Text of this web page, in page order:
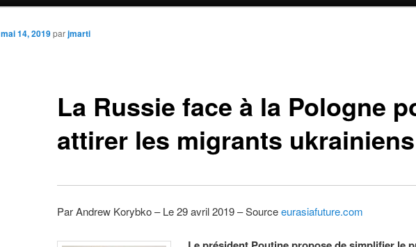
La Russie face à la Pologne
attirer les migrants ukrainiens
mai 14, 2019parjmarti
Par Andrew Korybko – Le 29 avril 2019 – Sourceeurasiafuture.com